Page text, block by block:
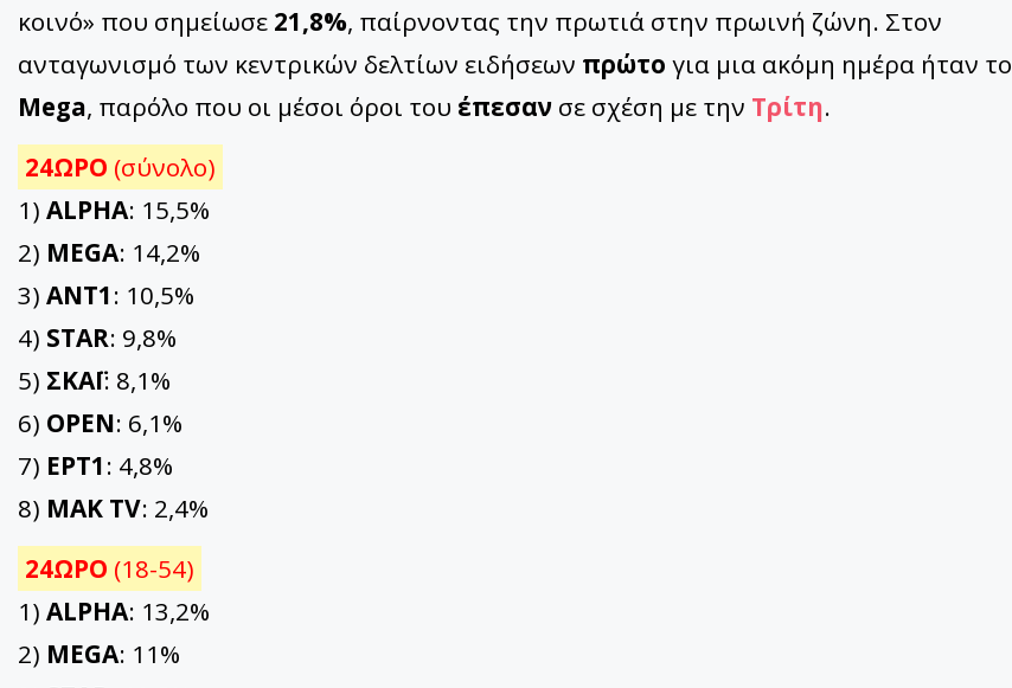
κοινό» που σημείωσε 21,8%, παίρνοντας την πρωτιά στην πρωινή ζώνη. Στον
ανταγωνισμό των κεντρικών δελτίων ειδήσεων πρώτο για μια ακόμη ημέρα ήταν το
Mega, παρόλο που οι μέσοι όροι του έπεσαν σε σχέση με την Τρίτη.
24ΩΡΟ (σύνολο)
1) ALPHA: 15,5%
2) MEGA: 14,2%
3) ΑΝΤ1: 10,5%
4) STAR: 9,8%
5) ΣΚΑΪ: 8,1%
6) OPEN: 6,1%
7) ΕΡΤ1: 4,8%
8) ΜΑΚ TV: 2,4%
24ΩΡΟ (18-54)
1) ALPHA: 13,2%
2) MEGA: 11%